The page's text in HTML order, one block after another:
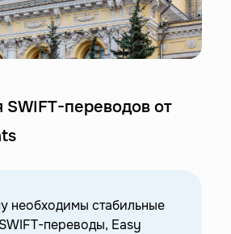
переводов от
необходимы стабильные
переводы, Easy